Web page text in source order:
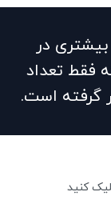
در
فقط تعداد
گرفته است.
کنید